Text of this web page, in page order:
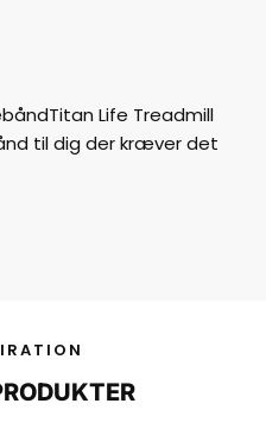
Life Treadmill
til dig der kræver det